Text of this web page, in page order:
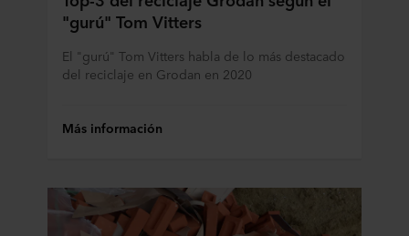
"gurú" Tom Vitters
El "gurú" Tom Vitters habla de lo más destacado
del reciclaje en Grodan en 2020
Más información